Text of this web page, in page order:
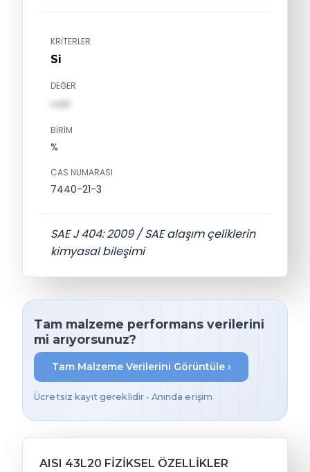
KRITERLER
Si
DEĞER
val1
BIRIM
%
CAS NUMARASI
7440-21-3
SAE J 404: 2009 / SAE alaşım çeliklerin
kimyasal bileşimi
Tam malzeme performans verilerini
mi arıyorsunuz?
Tam Malzeme Verilerini Görüntüle ›
Ücretsiz kayıt gereklidir • Anında erişim
AISI 43L20 FIZIKSEL ÖZELLIKLER